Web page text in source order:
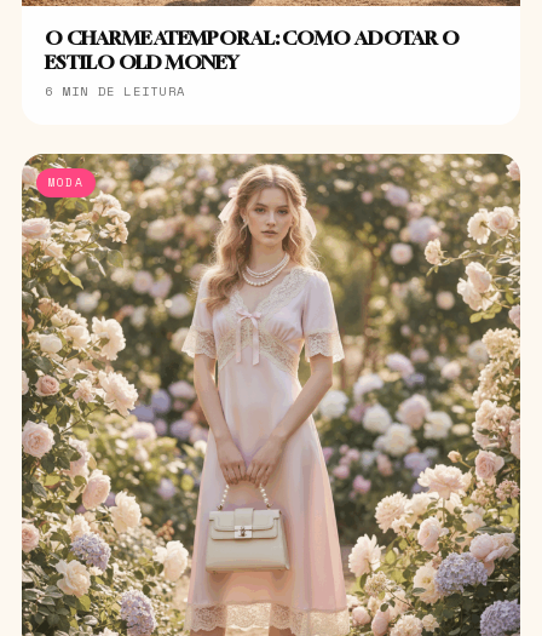
O CHARME ATEMPORAL: COMO ADOTAR O
ESTILO OLD MONEY
6 MIN DE LEITURA
MODA